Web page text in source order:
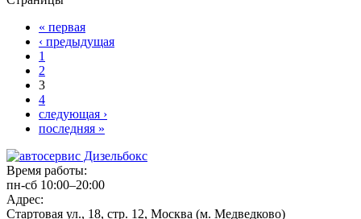
« первая
‹ предыдущая
1
2
3
4
следующая ›
последняя »
Время работы:
пн-сб 10:00–20:00
Адрес:
Стартовая ул., 18, стр. 12, Москва (м. Медведково)